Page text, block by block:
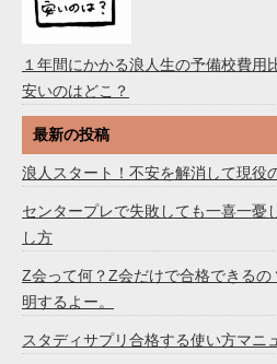
１年間にかかる浪人生の予備校費用
安いのはどこ？
最新の投稿
浪人スタート！不安を解消して現役
センタープレで失敗しても一喜一憂
し方
Z会って何？Z会だけで合格できるの
明するよー。
スタディサプリ合格する使い方マニ